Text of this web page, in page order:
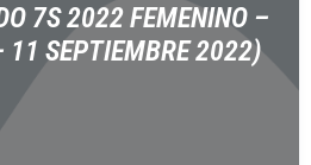
7S 2022 FEMENINO –
11 SEPTIEMBRE 2022)